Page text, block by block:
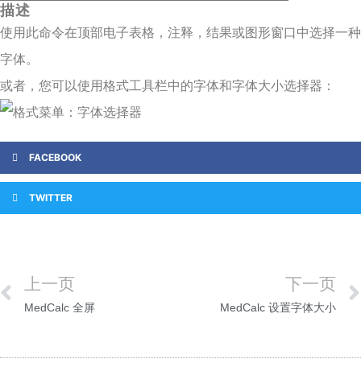
描述
使用此命令在顶部电子表格，注释，结果或图形窗口中选择一种
字体。
或者，您可以使用格式工具栏中的字体和字体大小选择器：
FACEBOOK
TWITTER
上一页
MedCalc 全屏
下一页
MedCalc 设置字体大小